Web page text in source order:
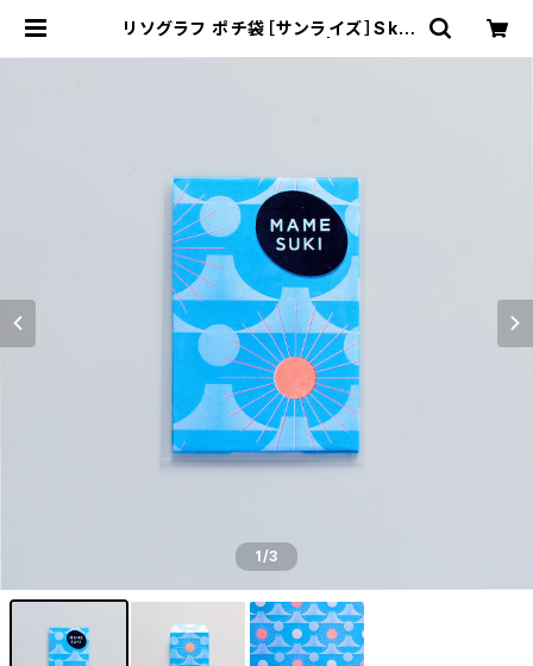
リソグラフ ポチ袋［サンライズ］Sky
1/3